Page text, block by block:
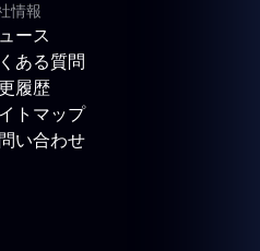
情報
ース
ある質問
履歴
トマップ
い合わせ